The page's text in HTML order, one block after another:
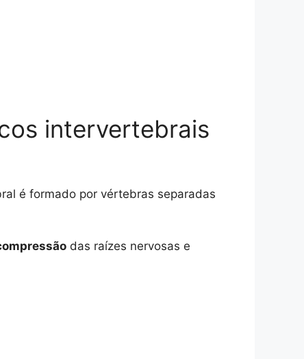
intervertebrais
é formado por vértebras separadas
das raízes nervosas e